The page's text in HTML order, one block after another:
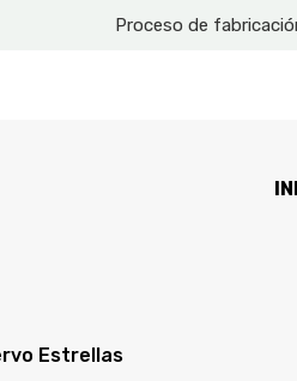
Proceso de
Estrellas